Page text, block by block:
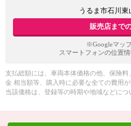
うるま市石川東
販売店まで
※Googleマッ
スマートフォンの位置
支払総額には、車両本体価格の他、保険
金 相当額等、購入時に必要な全ての費用が
当該価格は、登録等の時期や地域などに